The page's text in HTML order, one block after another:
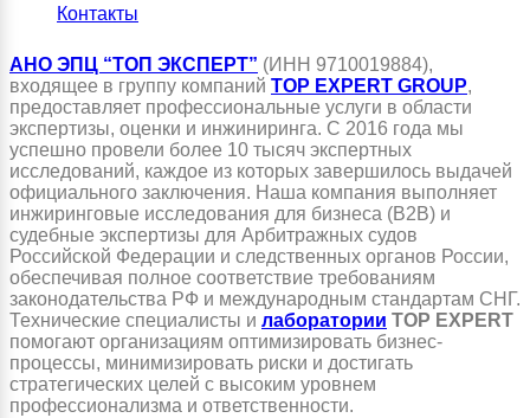
Контакты
АНО ЭПЦ “ТОП ЭКСПЕРТ” (ИНН 9710019884),
входящее в группу компаний TOP EXPERT GROUP,
предоставляет профессиональные услуги в области
экспертизы, оценки и инжиниринга. С 2016 года мы
успешно провели более 10 тысяч экспертных
исследований, каждое из которых завершилось выдачей
официального заключения. Наша компания выполняет
инжиринговые исследования для бизнеса (B2B) и
судебные экспертизы для Арбитражных судов
Российской Федерации и следственных органов России,
обеспечивая полное соответствие требованиям
законодательства РФ и международным стандартам СНГ.
Технические специалисты и лаборатории TOP EXPERT
помогают организациям оптимизировать бизнес-
процессы, минимизировать риски и достигать
стратегических целей с высоким уровнем
профессионализма и ответственности.